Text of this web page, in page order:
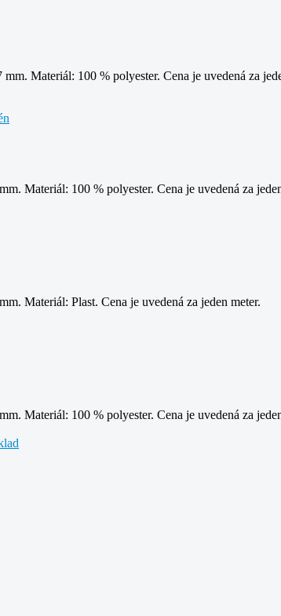
Materiál: 100 % polyester. Cena je uvedená za
Materiál: 100 % polyester. Cena je uvedená za
Materiál: Plast. Cena je uvedená za jeden meter.
Materiál: 100 % polyester. Cena je uvedená za